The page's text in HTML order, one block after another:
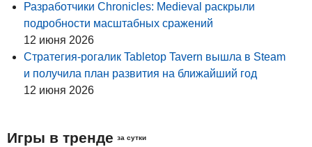
Разработчики Chronicles: Medieval раскрыли
подробности масштабных сражений
12 июня 2026
Стратегия-рогалик Tabletop Tavern вышла в Steam
и получила план развития на ближайший год
12 июня 2026
Игры в тренде за сутки